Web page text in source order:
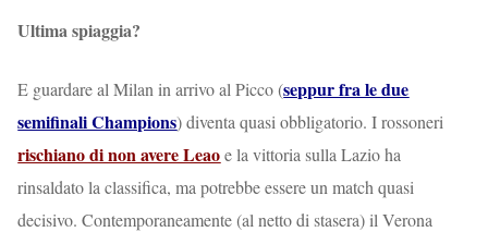
Ultima spiaggia?
E guardare al Milan in arrivo al Picco (seppur fra le due
semifinali Champions) diventa quasi obbligatorio. I rossoneri
rischiano di non avere Leaoe la vittoria sulla Lazio ha
rinsaldato la classifica, ma potrebbe essere un match quasi
decisivo. Contemporaneamente (al netto di stasera) il Verona